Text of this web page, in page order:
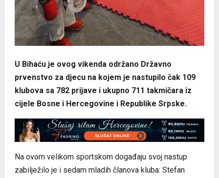
U Bihaću je ovog vikenda održano Državno
prvenstvo za djecu na kojem je nastupilo čak 109
klubova sa 782 prijave i ukupno 711 takmičara iz
cijele Bosne i Hercegovine i Republike Srpske.
Na ovom velikom sportskom događaju svoj nastup
zabilježilo je i sedam mladih članova kluba: Stefan